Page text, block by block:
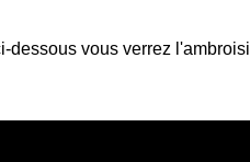
dessous vous verrez